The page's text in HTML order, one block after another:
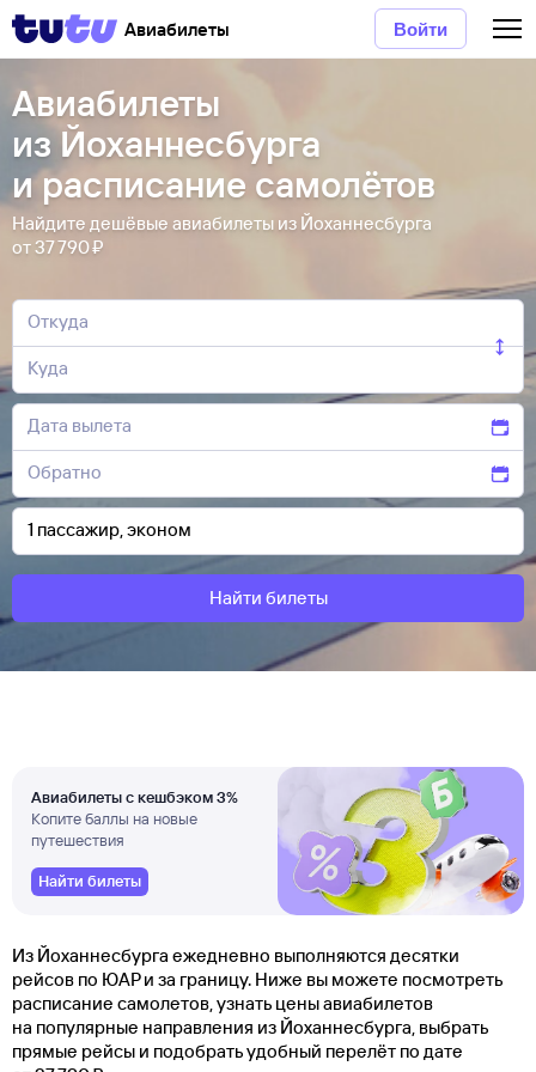
Авиабилеты Войти
Авиабилеты
из Йоханнесбурга
и расписание самолётов
Найдите дешёвые авиабилеты из Йоханнесбурга
от 37 ⁠790 ⁠₽
Найти билеты
Авиабилеты с кешбэком 3%
Копите баллы на новые
путешествия
Найти билеты
Из Йоханнесбурга ежедневно выполняются десятки
рейсов по ЮАР и за границу. Ниже вы можете посмотреть
расписание самолетов, узнать цены авиабилетов
на популярные направления из Йоханнесбурга, выбрать
прямые рейсы и подобрать удобный перелёт по дате